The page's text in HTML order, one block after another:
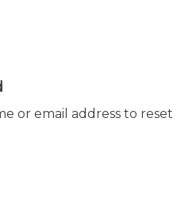
or email address to reset